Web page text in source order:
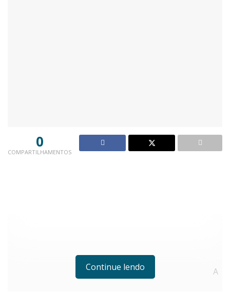
0
COMPARTILHAMENTOS
A
Continue lendo